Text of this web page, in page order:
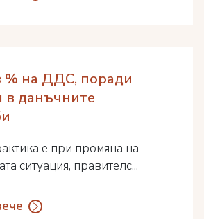
% на ДДС, поради
в данъчните
е при промяна на
ситуация, правителс...